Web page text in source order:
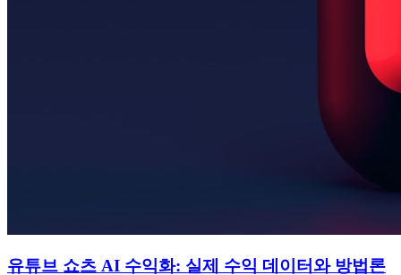
유튜브 쇼츠 AI 수익화: 실제 수익 데이터와 방법론